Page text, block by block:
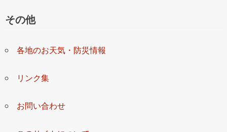
その他
各地のお天気・防災情報
リンク集
お問い合わせ